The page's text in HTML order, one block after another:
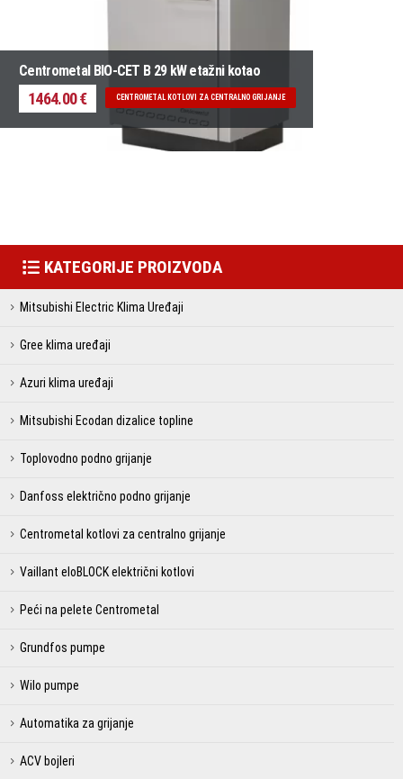
Centrometal BIO-CET B 29 kW etažni kotao
1464.00 € CENTROMETAL KOTLOVI ZA CENTRALNO GRIJANJE
KATEGORIJE PROIZVODA
Mitsubishi Electric Klima Uređaji
Gree klima uređaji
Azuri klima uređaji
Mitsubishi Ecodan dizalice topline
Toplovodno podno grijanje
Danfoss električno podno grijanje
Centrometal kotlovi za centralno grijanje
Vaillant eloBLOCK električni kotlovi
Peći na pelete Centrometal
Grundfos pumpe
Wilo pumpe
Automatika za grijanje
ACV bojleri